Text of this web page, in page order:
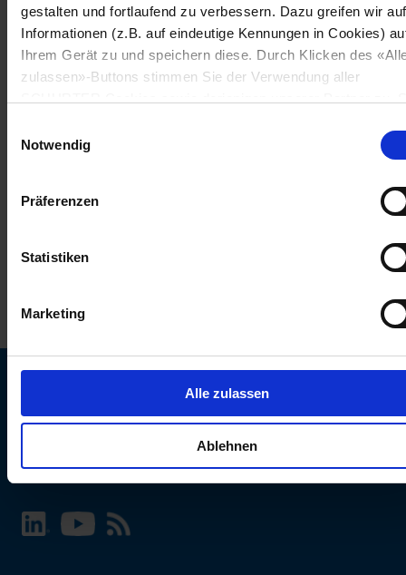
gestalten und fortlaufend zu verbessern. Dazu greifen wir auf
Informationen (z.B. auf eindeutige Kennungen in Cookies)
Ihrem Gerät zu und speichern diese. Durch Klicken des
zulassen»-Buttons stimmen Sie der Verwendung aller
«Cookie-Einstellungen verwalten» am Seitenende klicken.
Einstellungen werden unseren Partnern gemeldet und haben
keinen Einfluss auf die Browserdaten. Weitere Informationen
erhalten Sie in unserer
Notwendig
Präferenzen
Statistiken
Marketing
Alle zulassen
Ablehnen
SCHURTER Webseite und Sprache wählen
INTERNATIONAL - Deutsch